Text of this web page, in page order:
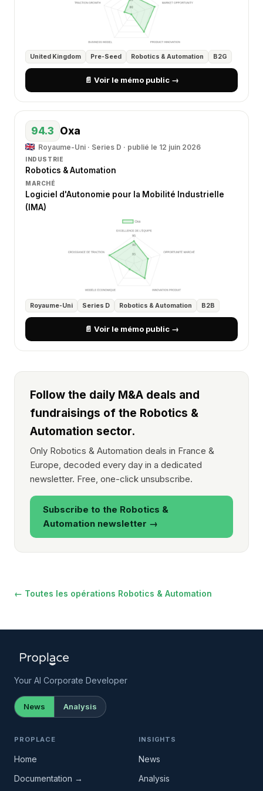
United Kingdom Pre-Seed Robotics & Automation B2G
📄 Voir le mémo public →
94.3 Oxa
Royaume-Uni · Series D · publié le 12 juin 2026
INDUSTRIE
Robotics & Automation
MARCHÉ
Logiciel d'Autonomie pour la Mobilité Industrielle
(IMA)
Royaume-Uni Series D Robotics & Automation B2B
📄 Voir le mémo public →
Follow the daily M&A deals and
fundraisings of the Robotics &
Automation sector.
Only Robotics & Automation deals in France &
Europe, decoded every day in a dedicated
newsletter. Free, one-click unsubscribe.
Subscribe to the Robotics &
Automation newsletter →
← Toutes les opérations Robotics & Automation
Your AI Corporate Developer
News Analysis
PROPLACE
Home
Documentation →
INSIGHTS
News
Analysis